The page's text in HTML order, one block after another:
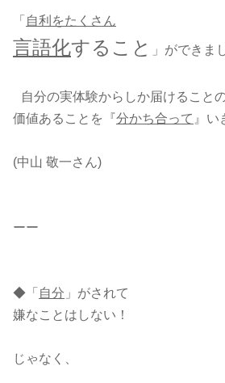
「 自利をたくさん
言語化すること 」ができま
自分の実体験からしか届けること
価値あることを『分かち合って 』い
(中山 敬一さん)
ーー
◆「 自分 」がされて
嫌なことはしない！
じゃなく、